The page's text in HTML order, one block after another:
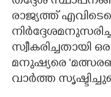
രാജ്യത്ത്
സ്വീകരിച്ചതായി
മനുഷ്യരെ
വാർത്ത